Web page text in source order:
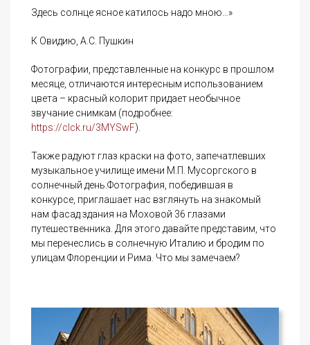
Здесь солнце ясное катилось надо мною…»
К Овидию, А.С. Пушкин
Фотографии, представленные на конкурс в прошлом
месяце, отличаются интересным использованием
цвета – красный колорит придает необычное
звучание снимкам (подробнее:
https://clck.ru/3MYSwF).
Также радуют глаз краски на фото, запечатлевших
музыкальное училище имени М.П. Мусоргского в
солнечный день.Фотография, победившая в
конкурсе, приглашает нас взглянуть на знакомый
нам фасад здания на Моховой 36 глазами
путешественника. Для этого давайте представим, что
мы перенеслись в солнечную Италию и бродим по
улицам Флоренции и Рима. Что мы замечаем?